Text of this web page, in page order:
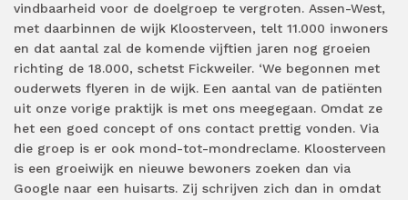
vindbaarheid voor de doelgroep te vergroten. Assen-West,
met daarbinnen de wijk Kloosterveen, telt 11.000 inwoners
en dat aantal zal de komende vijftien jaren nog groeien
richting de 18.000, schetst Fickweiler. ‘We begonnen met
ouderwets flyeren in de wijk. Een aantal van de patiënten
uit onze vorige praktijk is met ons meegegaan. Omdat ze
het een goed concept of ons contact prettig vonden. Via
die groep is er ook mond-tot-mondreclame. Kloosterveen
is een groeiwijk en nieuwe bewoners zoeken dan via
Google naar een huisarts. Zij schrijven zich dan in omdat